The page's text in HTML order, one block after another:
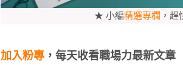
★ 小編精選專欄 ，
加入粉專 ，每天收看職場力最新文章